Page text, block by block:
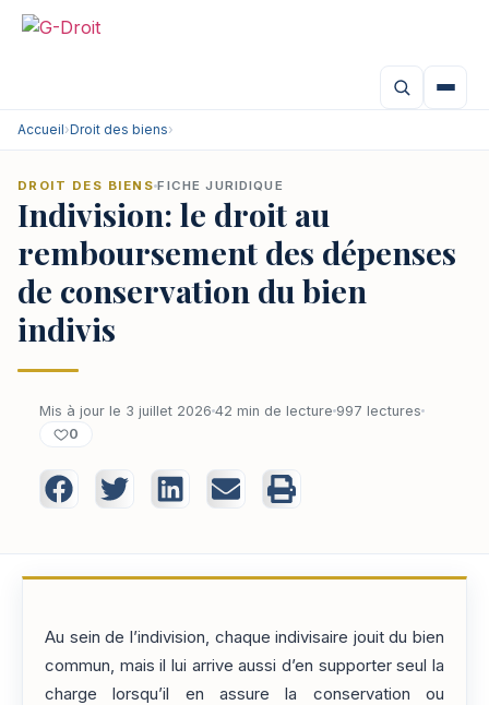
Accueil›Droit des biens›
DROIT DES BIENS FICHE JURIDIQUE
Indivision: le droit au
remboursement des dépenses
de conservation du bien
indivis
Mis à jour le 3 juillet 2026 42 min de lecture 997 lectures
0
Au sein de l’indivision, chaque indivisaire jouit du bien
commun, mais il lui arrive aussi d’en supporter seul la
charge lorsqu’il en assure la conservation ou